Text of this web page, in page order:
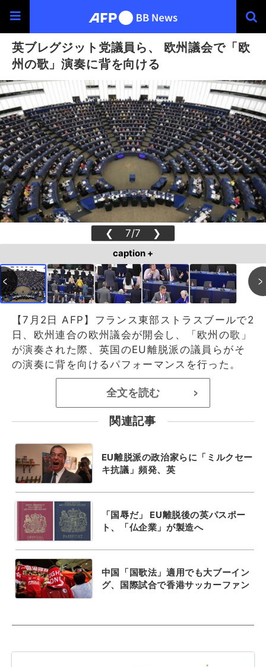
英ブレグジット党議員ら、 欧州議会で「欧
州の歌」演奏に背を向ける
❮ 7/7 ❯
caption +
【7月2日 AFP】フランス東部ストラスブールで2
日、欧州連合の欧州議会が開会し、「欧州の歌」
が演奏された際、英国のEU離脱派の議員らがそ
の演奏に背を向けるパフォーマンスを行った。
全文を読む >
関連記事
EU離脱派の政治家らに「ミルクセー
キ抗議」頻発、英
「国辱だ」 EU離脱後の英パスポー
ト、「仏企業」が製造へ
中国「国歌法」適用でも大ブーイン
グ、国際試合で香港サッカーファン